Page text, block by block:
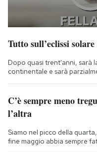
Tutto sull’eclissi
Dopo quasi trent'anni, sarà
continentale e sarà
C’è sempre meno
l’altra
Siamo nel picco della
fine maggio abbia sempre